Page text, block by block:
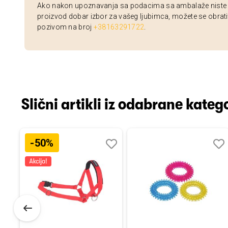
Ako nakon upoznavanja sa podacima sa ambalaže niste
proizvod dobar izbor za vašeg ljubimca, možete se
pozivom na broj +38163291722
Slični artikli iz odabrane
-50%